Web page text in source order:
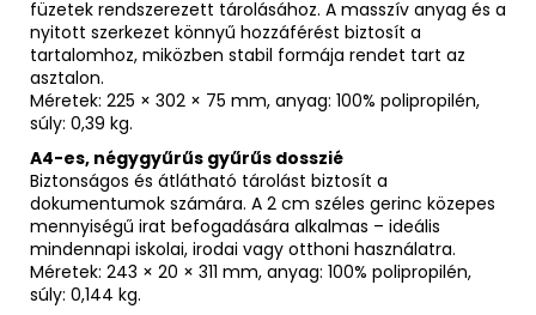
füzetek rendszerezett tárolásához. A masszív anyag és a
nyitott szerkezet könnyű hozzáférést biztosít a
tartalomhoz, miközben stabil formája rendet tart az
asztalon.
Méretek: 225 × 302 × 75 mm, anyag: 100% polipropilén,
súly: 0,39 kg.
A4-es, négygyűrűs gyűrűs dosszié
Biztonságos és átlátható tárolást biztosít a
dokumentumok számára. A 2 cm széles gerinc közepes
mennyiségű irat befogadására alkalmas – ideális
mindennapi iskolai, irodai vagy otthoni használatra.
Méretek: 243 × 20 × 311 mm, anyag: 100% polipropilén,
súly: 0,144 kg.